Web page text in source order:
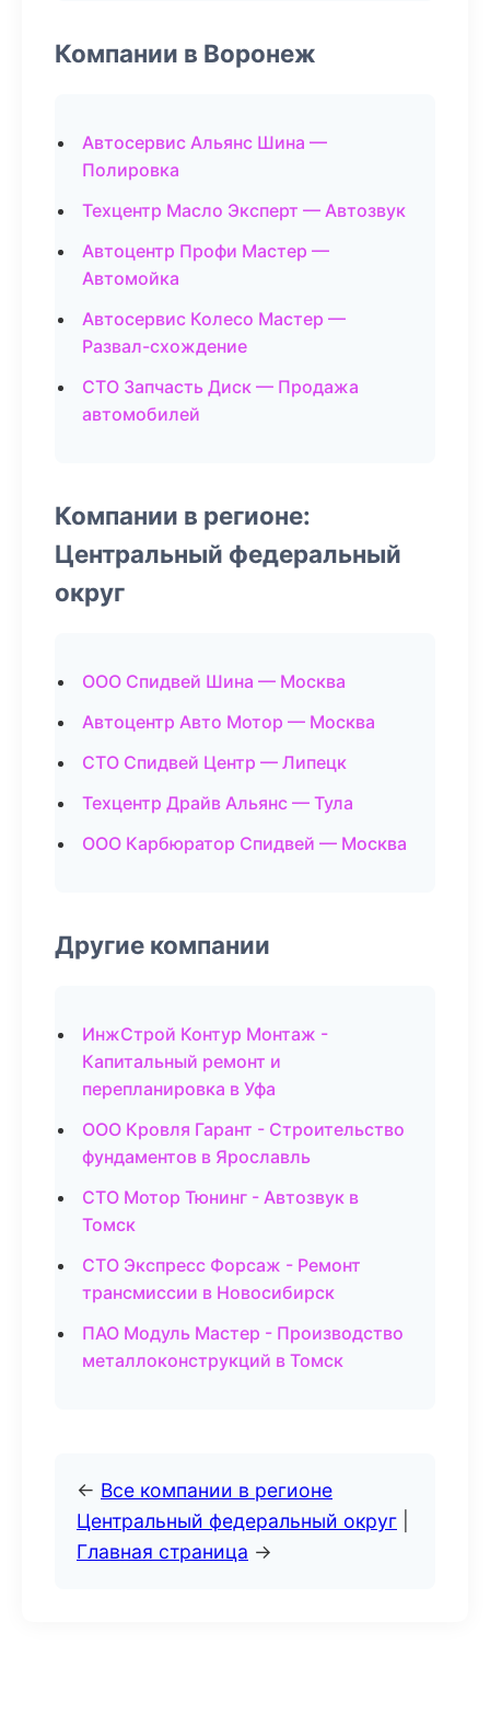
Компании в Воронеж
Автосервис Альянс Шина —
Полировка
Техцентр Масло Эксперт — Автозвук
Автоцентр Профи Мастер —
Автомойка
Автосервис Колесо Мастер —
Развал-схождение
СТО Запчасть Диск — Продажа
автомобилей
Компании в регионе:
Центральный федеральный
округ
ООО Спидвей Шина — Москва
Автоцентр Авто Мотор — Москва
СТО Спидвей Центр — Липецк
Техцентр Драйв Альянс — Тула
ООО Карбюратор Спидвей — Москва
Другие компании
ИнжСтрой Контур Монтаж -
Капитальный ремонт и
перепланировка в Уфа
ООО Кровля Гарант - Строительство
фундаментов в Ярославль
СТО Мотор Тюнинг - Автозвук в
Томск
СТО Экспресс Форсаж - Ремонт
трансмиссии в Новосибирск
ПАО Модуль Мастер - Производство
металлоконструкций в Томск
← Все компании в регионе
Центральный федеральный округ
Главная страница →